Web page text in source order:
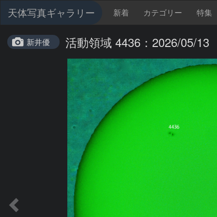
天体写真ギャラリー 新着 カテゴリー 特集
新井優 活動領域 4436：2026/05/13